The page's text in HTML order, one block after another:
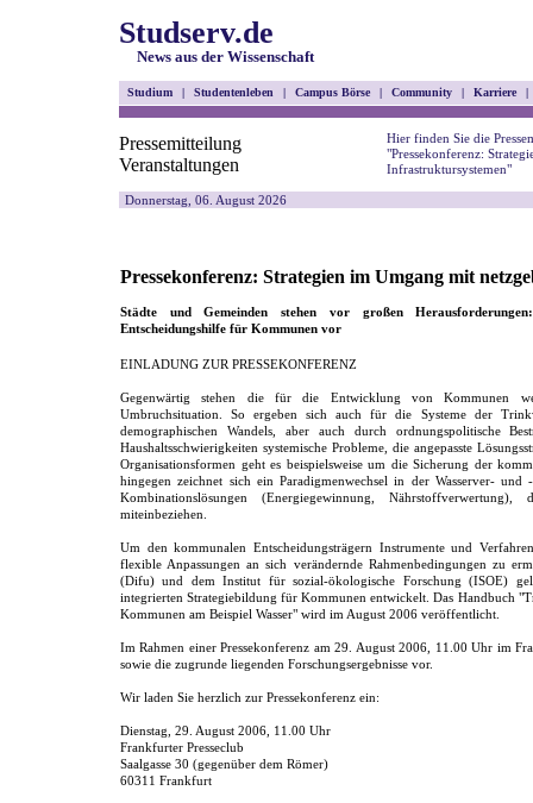
Studserv.de
News aus der Wissenschaft
Studium | Studentenleben | Campus Börse | Community | Karriere |
Pressemitteilung
Veranstaltungen
Hier finden Sie die
"Pressekonferenz:
Infrastruktursystemen"
Donnerstag, 06. August 2026
Pressekonferenz: Strategien im Umgang mit
Städte und Gemeinden stehen vor großen
Entscheidungshilfe für Kommunen vor
EINLADUNG ZUR PRESSEKONFERENZ
Gegenwärtig stehen die für die Entwicklung von Kommunen
Umbruchsituation. So ergeben sich auch für die Systeme der
demographischen Wandels, aber auch durch ordnungspolitische
Haushaltsschwierigkeiten systemische Probleme, die angepasste
Organisationsformen geht es beispielsweise um die Sicherung der
hingegen zeichnet sich ein Paradigmenwechsel in der Wasserver-
Kombinationslösungen (Energiegewinnung,
miteinbeziehen.
Um den kommunalen Entscheidungsträgern Instrumente und
flexible Anpassungen an sich verändernde Rahmenbedingungen zu
(Difu) und dem Institut für sozial-ökologische Forschung (ISOE)
integrierten Strategiebildung für Kommunen entwickelt. Das Handbuch
Kommunen am Beispiel Wasser" wird im August 2006 veröffentlicht.
Im Rahmen einer Pressekonferenz am 29. August 2006, 11.00 Uhr im
sowie die zugrunde liegenden Forschungsergebnisse vor.
Wir laden Sie herzlich zur Pressekonferenz ein:
Dienstag, 29. August 2006, 11.00 Uhr
Frankfurter Presseclub
Saalgasse 30 (gegenüber dem Römer)
60311 Frankfurt